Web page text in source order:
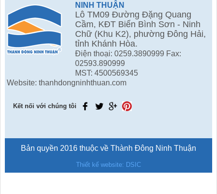
NINH THUẬN
Lô TM09 Đường Đặng Quang
Cầm, KĐT Biển Bình Sơn - Ninh
Chữ (Khu K2), phường Đông Hải,
tỉnh Khánh Hòa.
Điện thoại: 0259.3890999 Fax:
02593.890999
MST: 4500569345
Website: thanhdongninhthuan.com
Kết nối với chúng tôi
Bản quyền 2016 thuộc về Thành Đông Ninh Thuận
Thiết kế website: DSIC